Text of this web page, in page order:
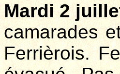
Mardi 2
camarades
Ferrièrois.